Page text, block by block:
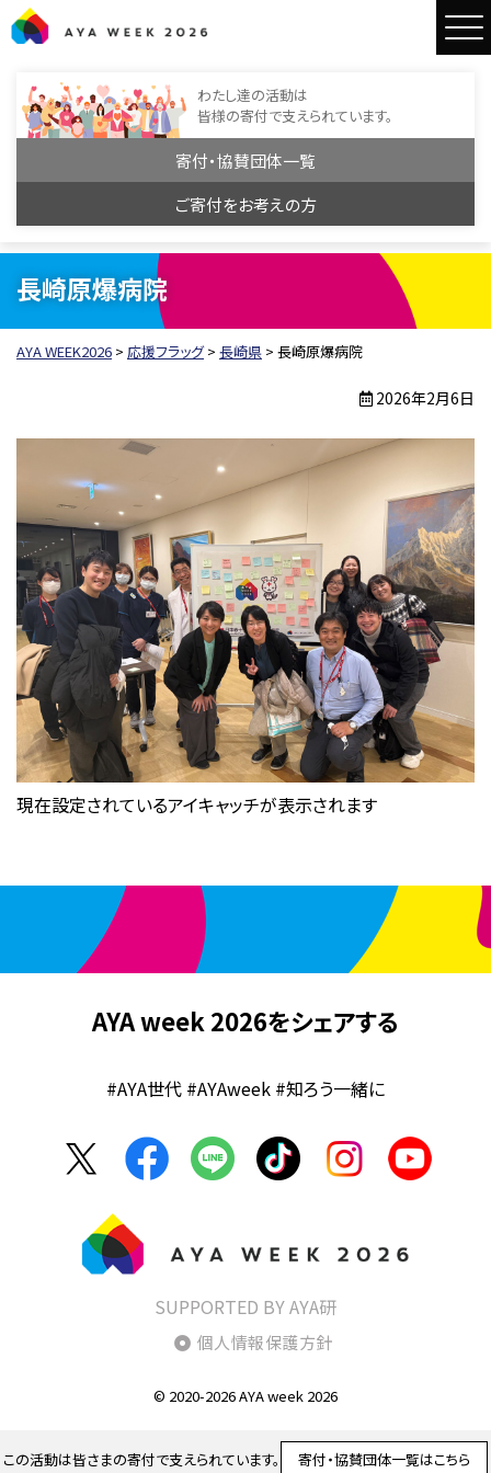
わたし達の活動は
皆様の寄付で支えられています。
寄付・協賛団体一覧
ご寄付をお考えの方
長崎原爆病院
AYA WEEK2026 > 応援フラッグ> 長崎県 > 長崎原爆病院
2026年2月6日
現在設定されているアイキャッチが表示されます
AYA week 2026をシェアする
#AYA世代 #AYAweek #知ろう一緒に
SUPPORTED BY AYA研
個人情報保護方針
© 2020-2026 AYA week 2026
この活動は皆さまの寄付で支えられています。 寄付・協賛団体一覧はこちら